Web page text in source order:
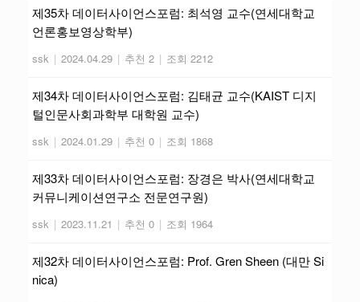
제35차 데이터사이언스포럼: 최석영 교수(연세대학교
언론홍보영상학부)
ssk | 2024.04.29 | 추천 2 | 조회 2212
제34차 데이터사이언스포럼: 김태균 교수(KAIST 디지
털인문사회과학부 대학원 교수)
ssk | 2024.01.29 | 추천 0 | 조회 1868
제33차 데이터사이언스포럼: 장경은 박사(연세대학교
커뮤니케이션연구소 전문연구원)
ssk | 2023.11.21 | 추천 0 | 조회 1964
제32차 데이터사이언스포럼: Prof. Gren Sheen (대만 Si
nica)